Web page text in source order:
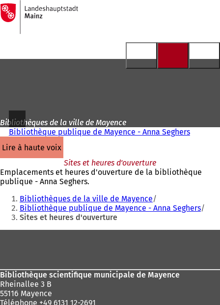
Accéder au contenu
Vers
la
page
d'accueil
Bibliothèques de la ville de Mayence
Bibliothèque publique de Mayence - Anna Seghers
lire à haute voix
Sites et heures d'ouverture
Emplacements et heures d'ouverture de la bibliothèque
publique - Anna Seghers.
Vous
êtes
ici
:
Bibliothèques de la ville de Mayence
Bibliothèque publique de Mayence - Anna Seghers
Sites et heures d'ouverture
Bibliothèque scientifique municipale de Mayence
Rheinallee 3 B
55116 Mayence
Téléphone +49 6131 12-2691